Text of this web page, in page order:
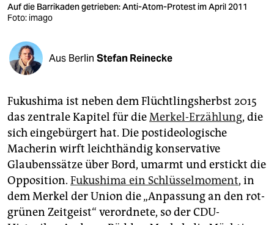
veranstaltungen
fragen & hilfe
unterstützen
abo
genossenschaft
epaper login
Auf die Barrikaden getrieben: Anti-Atom-Protest im April 2011
Foto: imago
Aus Berlin Stefan Reinecke
Fukushima ist neben dem Flüchtlingsherbst 2015
das zentrale Kapitel für dieMerkel-Erzählung, die
sich eingebürgert hat. Die postideologische
Macherin wirft leichthändig konservative
Glaubenssätze über Bord, umarmt und erstickt die
Opposition. Fukushima ein Schlüsselmoment, in
dem Merkel der Union die „Anpassung an den rot-
grünen Zeitgeist“ verordnete, so der CDU-